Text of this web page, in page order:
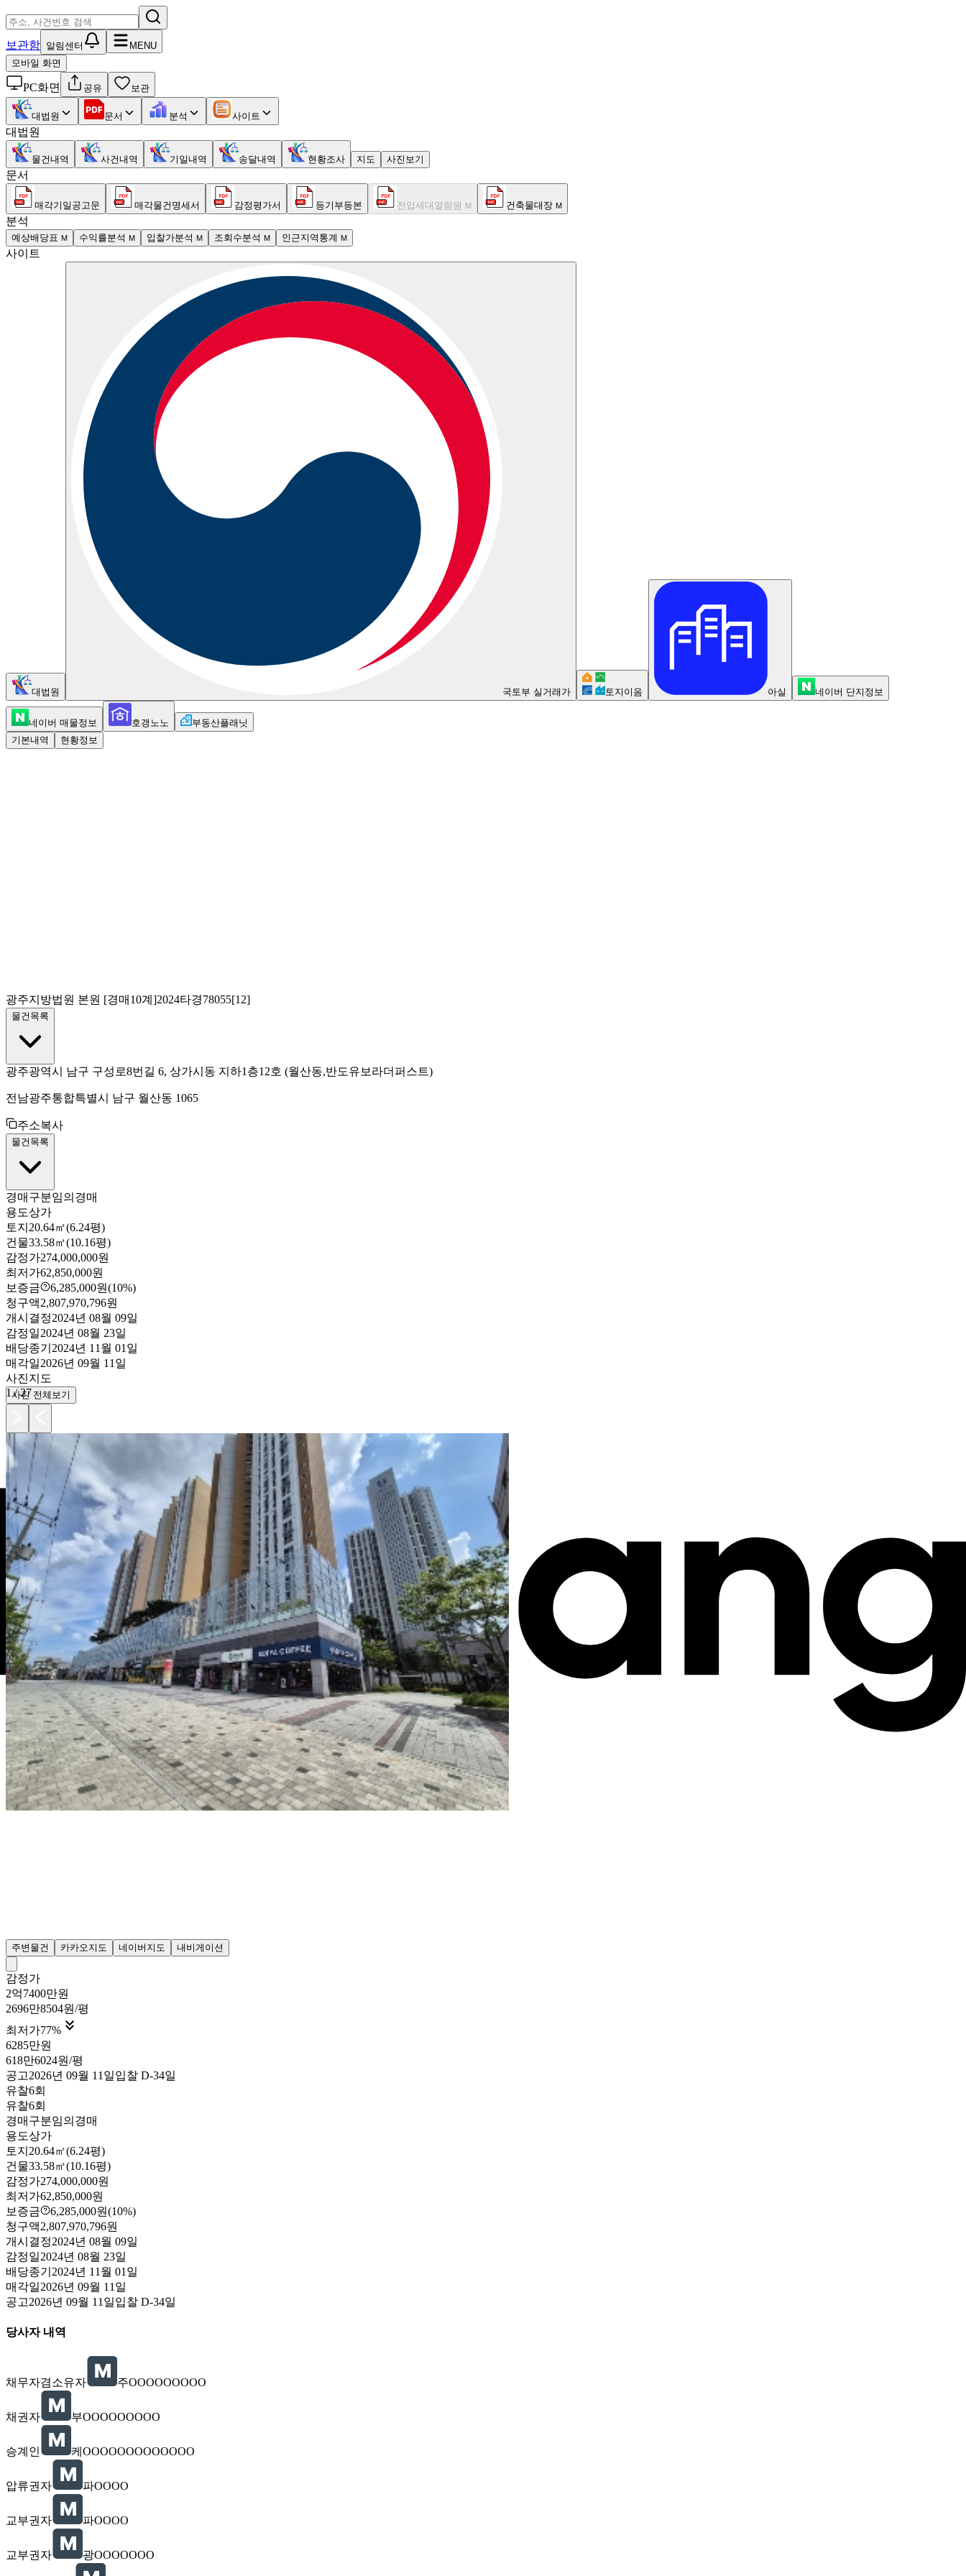
보관함 알림센터
MENU
모바일 화면
PC화면 공유 보관
대법원 문서 분석 사이트
대법원
물건내역 사건내역 기일내역 송달내역 현황조사 지도 사진보기
문서
매각기일공고문 매각물건명세서 감정평가서 등기부등본 전입세대열람원 M 건축물대장 M
분석
예상배당표 M 수익률분석 M 입찰가분석 M 조회수분석 M 인근지역통계 M
사이트
대법원 국토부 실거래가 토지이음 아실 네이버 단지정보
네이버 매물정보 호갱노노
부동산플래닛
기본내역
현황정보
광주지방법원 본원 [경매10계]2024타경78055[12]
물건목록
광주광역시 남구 구성로8번길 6, 상가시동 지하1층12호 (월산동,반도유보라더퍼스트)
전남광주통합특별시 남구 월산동 1065
주소복사
물건목록
경매구분임의경매
용도상가
토지 20.64㎡(6.24평)
건물33.58㎡(10.16평)
감정가274,000,000원
최저가62,850,000원
보증금
6,285,000원(10%)
청구액2,807,970,796원
개시결정2024년 08월 09일
감정일2024년 08월 23일
배당종기 2024년 11월 01일
매각일2026년 09월 11일
사진지도
1 /27
사진 전체보기
주변물건 카카오지도 네이버지도 내비게이션
감정가
2억7400만원
2696만8504원/평
최저가77% 
6285만원
618만6024원/평
공고2026년 09월 11일입찰 D-34일
유찰6회
유찰6회
경매구분임의경매
용도상가
토지 20.64㎡(6.24평)
건물33.58㎡(10.16평)
감정가274,000,000원
최저가62,850,000원
보증금
6,285,000원(10%)
청구액2,807,970,796원
개시결정2024년 08월 09일
감정일2024년 08월 23일
배당종기 2024년 11월 01일
매각일2026년 09월 11일
공고2026년 09월 11일입찰 D-34일
당사자 내역
채무자겸소유자 주OOOOOOOOO
채권자 부OOOOOOOOO
승계인 케OOOOOOOOOOOOO
압류권자 파OOOO
교부권자 파OOOO
교부권자 광OOOOOOO